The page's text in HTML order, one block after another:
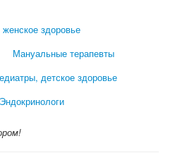
женское здоровье
Мануальные терапевты
детское здоровье
Эндокринологи